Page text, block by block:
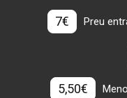
7€ Preu
5,50€